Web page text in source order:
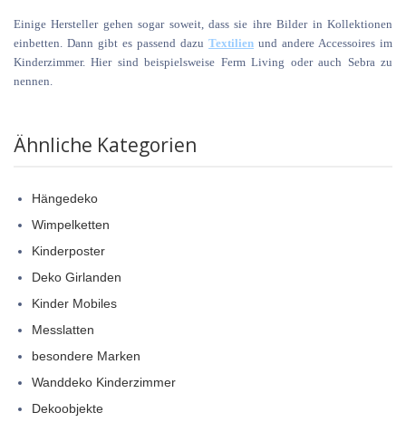
Einige Hersteller gehen sogar soweit, dass sie ihre Bilder in Kollektionen
einbetten. Dann gibt es passend dazu Textilien und andere Accessoires im
Kinderzimmer. Hier sind beispielsweise Ferm Living oder auch Sebra zu
nennen.
Ähnliche Kategorien
Hängedeko
Wimpelketten
Kinderposter
Deko Girlanden
Kinder Mobiles
Messlatten
besondere Marken
Wanddeko Kinderzimmer
Dekoobjekte